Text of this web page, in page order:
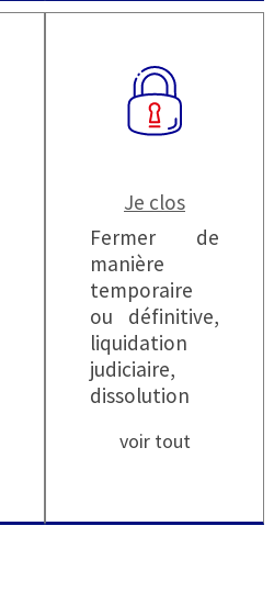
Je clos
Fermer de
manière
temporaire
ou définitive,
liquidation
judiciaire,
dissolution
voir tout